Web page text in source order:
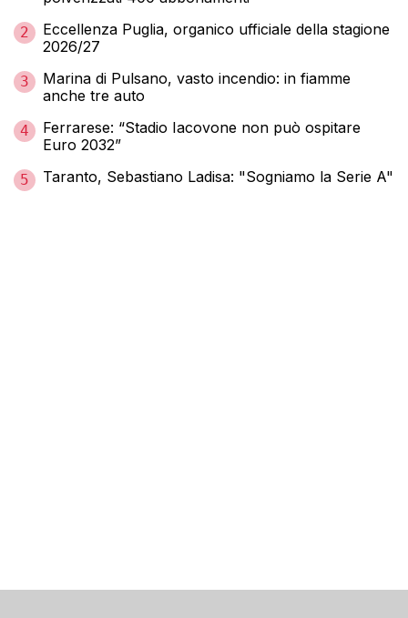
2
Eccellenza Puglia, organico ufficiale della stagione
2026/27
3
Marina di Pulsano, vasto incendio: in fiamme
anche tre auto
4
Ferrarese: “Stadio Iacovone non può ospitare
Euro 2032”
5 Taranto, Sebastiano Ladisa: "Sogniamo la Serie A"